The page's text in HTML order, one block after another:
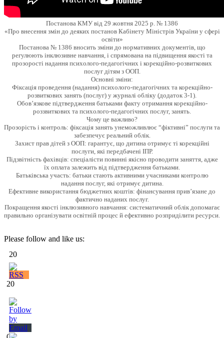
Постанова КМУ від 29 жовтня 2025 р. № 1386
«Про внесення змін до деяких постанов Кабінету Міністрів України у сфері
освіти»
Постанова № 1386 вносить зміни до нормативних документів, що
регулюють інклюзивне навчання, і спрямована на підвищення якості та
прозорості надання психолого-педагогічних і корекційно-розвиткових
послуг дітям з ООП.
Основні зміни:
Фіксація проведення (надання) психолого-педагогічних та корекційно-
розвиткових занять (послуг) у журналі обліку (додаток 3-1).
Обов’язкове підтвердження батьками факту отримання корекційно-
роззвиткових та психолого-педагогічних послуг, занять.
Чому це важливо?
Прозорість і контроль: фіксація занять унеможливлює “фіктивні” послуги та
забезпечує реальний облік.
Захист прав дітей з ООП: гарантує, що дитина отримує ті корекційні
послуги, які передбачені ІПР.
Підзвітність фахівців: спеціалісти повинні якісно проводити заняття, адже
їх оплата залежить від підтвердження батьками.
Батьківська участь: батьки стають активними учасниками контролю
надання послуг, які отримує дитина.
Ефективне використання бюджетних коштів: фінансування прив’язане до
фактично наданих послуг.
Покращення якості інклюзивного навчання: систематичний облік допомагає
правильно організувати освітній процес й ефективно розприділити ресурси.
Please follow and like us:
20
20